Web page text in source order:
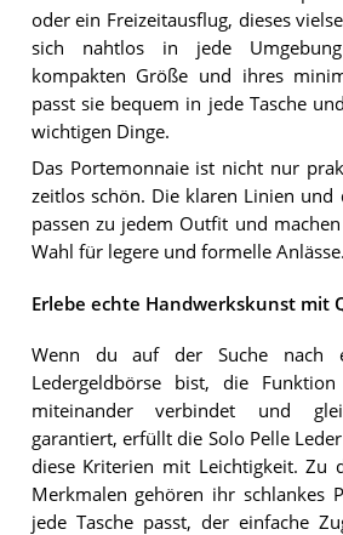
oder ein Freizeitausflug, dieses
sich nahtlos in jede
kompakten Größe und ihres
passt sie bequem in jede Tasche
wichtigen Dinge.
Das Portemonnaie ist nicht nur
zeitlos schön. Die klaren Linien und
passen zu jedem Outfit und
Wahl für legere und formelle Anlässe.
Erlebe echte Handwerkskunst mit
Wenn du auf der Suche nach
Ledergeldbörse bist, die
miteinander verbindet und
garantiert, erfüllt die Solo Pelle
diese Kriterien mit Leichtigkeit. Zu
Merkmalen gehören ihr schlankes
jede Tasche passt, der einfache